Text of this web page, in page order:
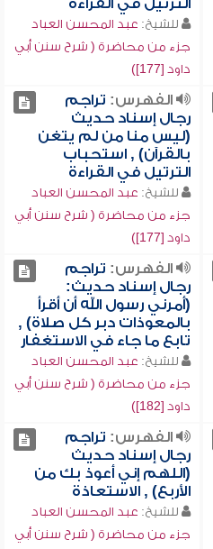
الترتيل في القراءة
للشيخ: عبد المحسن العباد
جزء من محاضرة ( شرح سنن أبي
داود [177])
الفهرس: تراجم
رجال إسناد حديث
(ليس منا من لم يتغن
بالقرآن) , استحباب
الترتيل في القراءة
للشيخ: عبد المحسن العباد
جزء من محاضرة ( شرح سنن أبي
داود [177])
الفهرس: تراجم
رجال إسناد حديث:
(أمرني رسول الله أن أقرأ
بالمعوذات دبر كل صلاة) ,
تابع ما جاء في الاستغفار
للشيخ: عبد المحسن العباد
جزء من محاضرة ( شرح سنن أبي
داود [182])
الفهرس: تراجم
رجال إسناد حديث
(اللهم إني أعوذ بك من
الأربع) , الاستعاذة
للشيخ: عبد المحسن العباد
جزء من محاضرة ( شرح سنن أبي